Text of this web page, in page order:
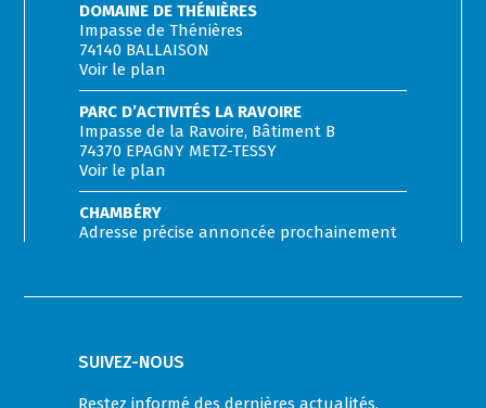
DOMAINE DE THÉNIÈRES
Impasse de Thénières
74140 BALLAISON
Voir le plan
PARC D’ACTIVITÉS LA RAVOIRE
Impasse de la Ravoire, Bâtiment B
74370 EPAGNY METZ-TESSY
Voir le plan
CHAMBÉRY
Adresse précise annoncée prochainement
SUIVEZ-NOUS
Restez informé des dernières actualités,